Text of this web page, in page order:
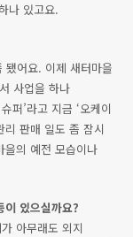
나 있고요.
됐어요. 이제 새터마을
사업을 하나
퍼’라고 지금 ‘오케이
리 판매 일도 좀 잠시
의 예전 모습이나
있으실까요?
아무래도 외지